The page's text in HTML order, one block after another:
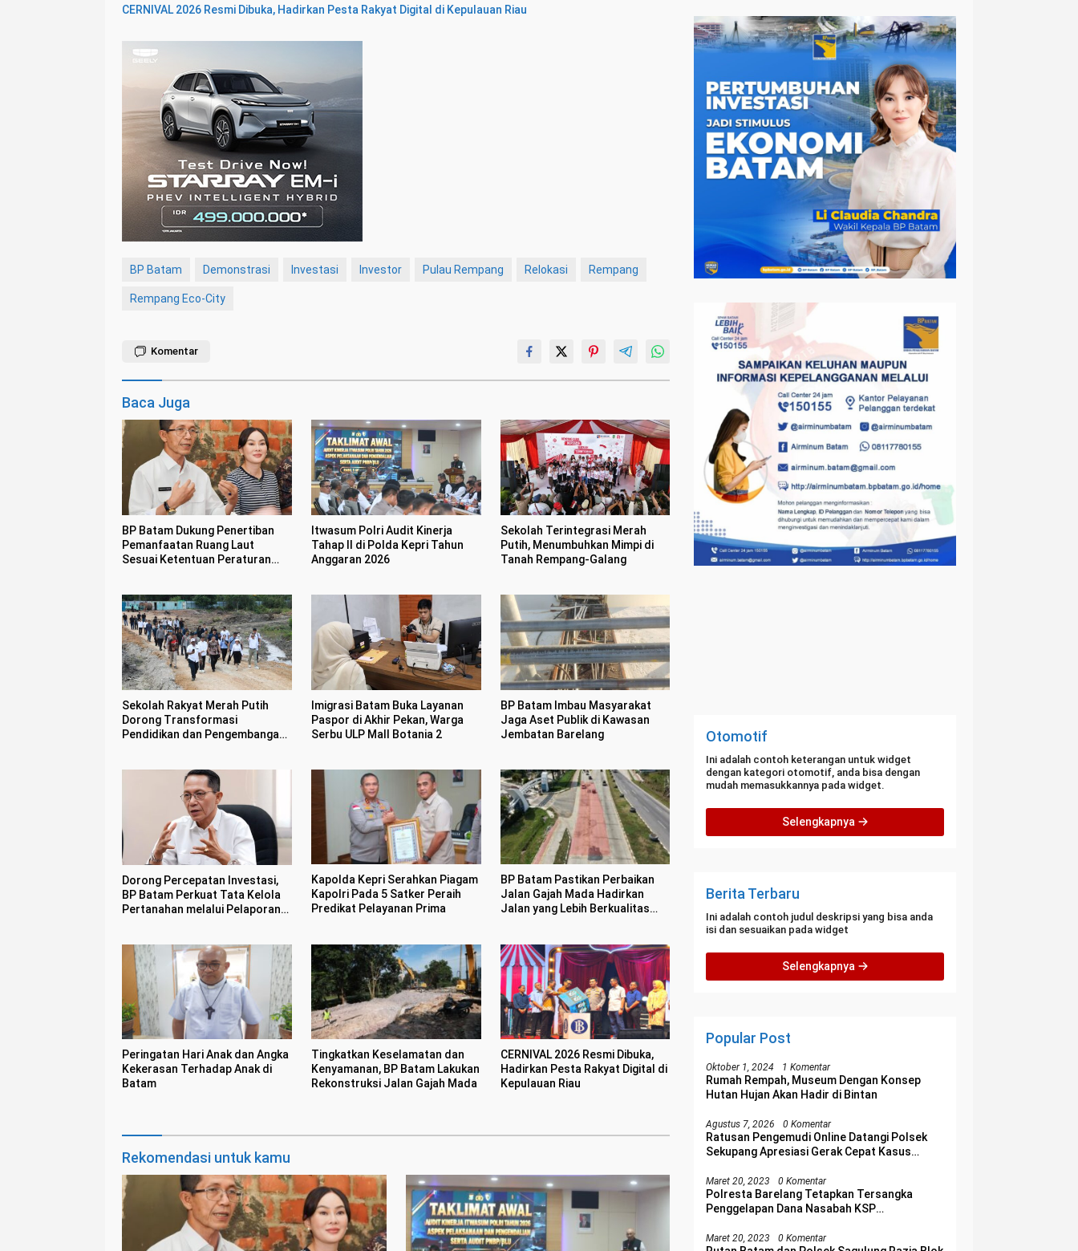
CERNIVAL 2026 Resmi Dibuka, Hadirkan Pesta Rakyat Digital di Kepulauan Riau
BP Batam Demonstrasi Investasi Investor Pulau Rempang Relokasi Rempang
Rempang Eco-City
Komentar
Baca Juga
BP Batam Dukung Penertiban
Pemanfaatan Ruang Laut
Sesuai Ketentuan Peraturan
Itwasum Polri Audit Kinerja
Tahap II di Polda Kepri Tahun
Anggaran 2026
Sekolah Terintegrasi Merah
Putih, Menumbuhkan Mimpi di
Tanah Rempang-Galang
Sekolah Rakyat Merah Putih
Dorong Transformasi
Pendidikan dan Pengembangan
Imigrasi Batam Buka Layanan
Paspor di Akhir Pekan, Warga
Serbu ULP Mall Botania 2
BP Batam Imbau Masyarakat
Jaga Aset Publik di Kawasan
Jembatan Barelang
Dorong Percepatan Investasi,
BP Batam Perkuat Tata Kelola
Pertanahan melalui Pelaporan
Kapolda Kepri Serahkan Piagam
Kapolri Pada 5 Satker Peraih
Predikat Pelayanan Prima
BP Batam Pastikan Perbaikan
Jalan Gajah Mada Hadirkan
Jalan yang Lebih Berkualitas
Peringatan Hari Anak dan Angka
Kekerasan Terhadap Anak di
Batam
Tingkatkan Keselamatan dan
Kenyamanan, BP Batam Lakukan
Rekonstruksi Jalan Gajah Mada
CERNIVAL 2026 Resmi Dibuka,
Hadirkan Pesta Rakyat Digital di
Kepulauan Riau
Rekomendasi untuk kamu
Otomotif
Ini adalah contoh keterangan untuk widget
dengan kategori otomotif, anda bisa dengan
mudah memasukkannya pada widget.
Selengkapnya
Berita Terbaru
Ini adalah contoh judul deskripsi yang bisa anda
isi dan sesuaikan pada widget
Selengkapnya
Popular Post
Oktober 1, 2024 1 Komentar
Rumah Rempah, Museum Dengan Konsep
Hutan Hujan Akan Hadir di Bintan
Agustus 7, 2026 0 Komentar
Ratusan Pengemudi Online Datangi Polsek
Sekupang Apresiasi Gerak Cepat Kasus
Maret 20, 2023 0 Komentar
Polresta Barelang Tetapkan Tersangka
Penggelapan Dana Nasabah KSP
Maret 20, 2023 0 Komentar